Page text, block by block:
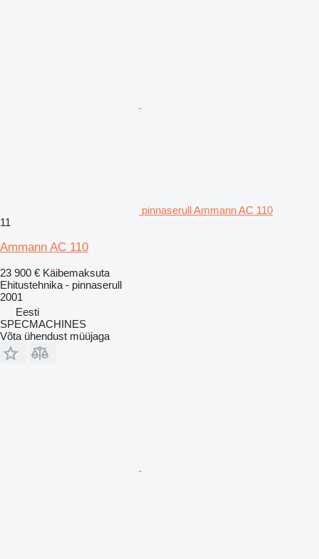
pinnaserull Ammann AC 110
11
Ammann AC 110
23 900 € Käibemaksuta
Ehitustehnika - pinnaserull
2001
Eesti
SPECMACHINES
Võta ühendust müüjaga